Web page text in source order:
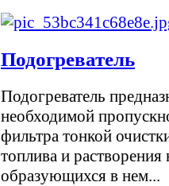
Подогреватель
Подогреватель
необходимой
фильтра тонкой
топлива и
образующихся в нем...